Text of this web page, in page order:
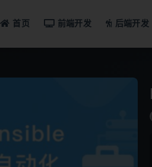
首页 前端开发 后端开发